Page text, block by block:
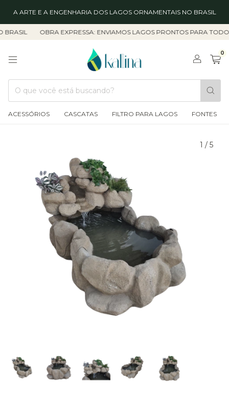
A ARTE E A ENGENHARIA DOS LAGOS ORNAMENTAIS NO BRASIL
OBRA EXPRESSA: ENVIAMOS LAGOS PRONTOS PARA TODO O PAÍS
0
ACESSÓRIOS CASCATAS FILTRO PARA LAGOS FONTES
1 / 5